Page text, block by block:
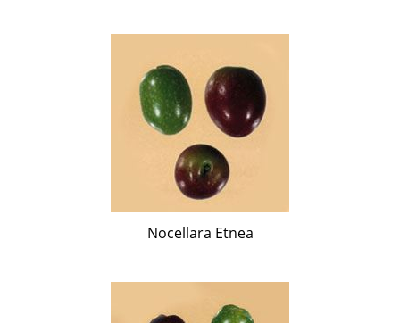
Nocellara Etnea